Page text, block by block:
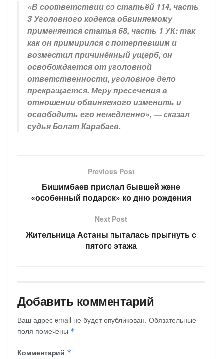
«В соответствии со статьёй 114, часть
3 Уголовного кодекса обвиняемому
применяется статья 68, часть 1 УК: так
как он примирился с потерпевшим и
возместил причинённый ущерб, он
освобождается от уголовной
ответственности, уголовное дело
прекращается. Меру пресечения в
отношении обвиняемого изменить и
освободить его немедленно», — сказал
судья Болат Карабаев.
Previous Post
Бишимбаев прислал бывшей жене
«особенный подарок» ко дню рождения
Next Post
Жительница Астаны пыталась прыгнуть с
пятого этажа
Добавить комментарий
Ваш адрес email не будет опубликован. Обязательные
поля помечены *
Комментарий *